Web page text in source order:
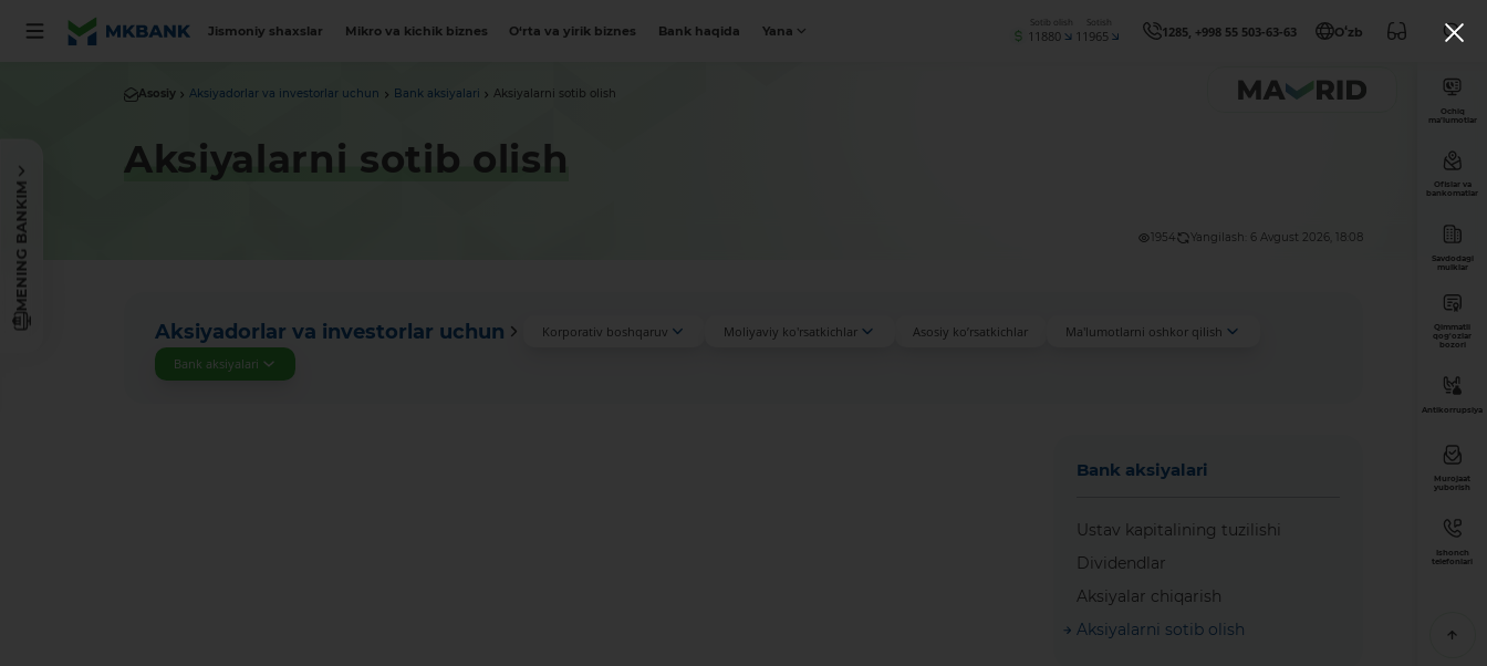
Jismoniy shaxslar Mikro va kichik biznes O‘rta va yirik biznes Bank haqida Yana
Sotib olish
11880
Sotish
11965 1285, +998 55 503-63-63 Oʻzb
MENING BANKIM
Asosiy Aksiyadorlar va investorlar uchun Bank aksiyalari Aksiyalarni sotib olish
Aksiyalarni sotib olish
1954 Yangilash: 6 Avgust 2026, 18:08
Aksiyadorlar va investorlar uchun Korporativ boshqaruv Moliyaviy ko'rsatkichlar Asosiy ko’rsatkichlar
Ma'lumotlarni oshkor qilish
Bank aksiyalari
Bank aksiyalari
Ustav kapitalining tuzilishi
Dividendlar
Aksiyalar chiqarish
Aksiyalarni sotib olish
Ochiq
ma’lumotlar
Ofislar va
bankomatlar
Savdodagi
mulklar
Qimmatli
qog'ozlar
bozori
Antikorrupsiya
Murojaat
yuborish
Ishonch
telefonlari